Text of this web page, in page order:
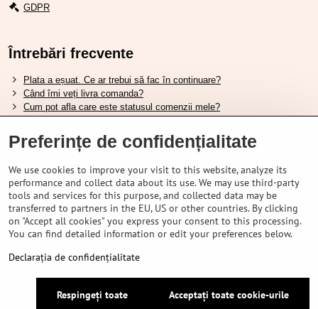
GDPR
Întrebări frecvente
Plata a eșuat. Ce ar trebui să fac în continuare?
Când îmi veți livra comanda?
Cum pot afla care este statusul comenzii mele?
Vreau să îmi schimb comanda. Cum pot face asta?
Tabela de dimensiuni pentru încălțămintea Shimano.
Cum să alegi furca amortizată potrivită?
Cum să alegi mărimea potrivită a căștii?
Ghidul pentru acumulatorii Shimano.
Înțelegerea anvelopelor tubeless Schwalbe.
2026
VELOPORTAL STORES L.T.D.
Preferințe de confidențialitate
Declarația de confidențialitate
Preferințe de confidențialitate
We use cookies to improve your visit to this website, analyze its
performance and collect data about its use. We may use third-party
tools and services for this purpose, and collected data may be
transferred to partners in the EU, US or other countries. By clicking
on "Accept all cookies" you express your consent to this processing.
You can find detailed information or edit your preferences below.
Declarația de confidențialitate
Acceptați toate cookie-urile
Respingeți toate